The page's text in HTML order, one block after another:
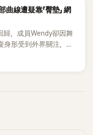
線遭疑靠「臀墊」 網
歸，成員Wendy卻因舞
形受到外界關注，又
歌舞台曝光後，再度因